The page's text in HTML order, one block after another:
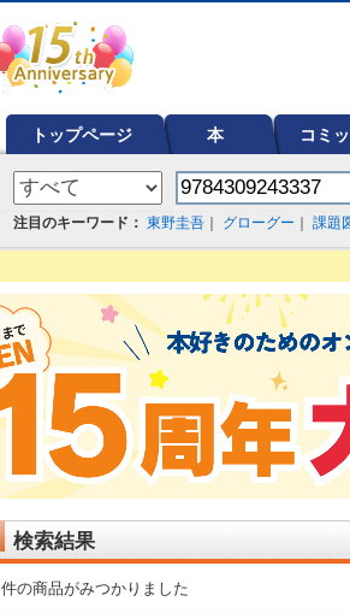
トップページ 本 コミ
注目のキーワード： 東野圭吾 グローグー 課題
検索結果
件の商品がみつかりました